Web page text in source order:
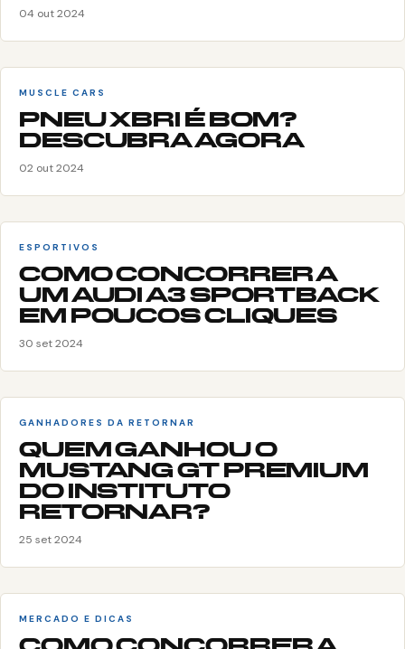
04 out 2024
MUSCLE CARS
PNEU XBRI É BOM?
DESCUBRA AGORA
02 out 2024
ESPORTIVOS
COMO CONCORRER A
UM AUDI A3 SPORTBACK
EM POUCOS CLIQUES
30 set 2024
GANHADORES DA RETORNAR
QUEM GANHOU O
MUSTANG GT PREMIUM
DO INSTITUTO
RETORNAR?
25 set 2024
MERCADO E DICAS